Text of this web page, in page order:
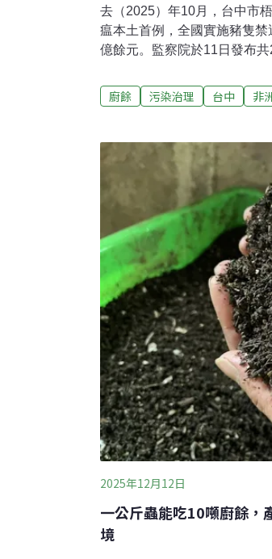
去（2025）年10月，台中市
瘟本土首例，全國實施豬隻
億餘元。監察院於11日發布
環保局局長陳宏益、動保處處
警覺豬隻死亡數異常、對採檢
彈劾；案件亦會移送懲戒法院
廚餘 污染治理 台中 非
2025年12月12日
一公斤蟲能吃10噸廚餘，
境